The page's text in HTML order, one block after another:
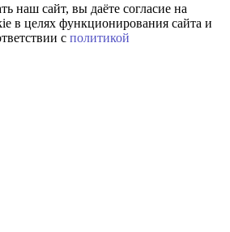
наш сайт, вы даёте согласие на
в целях функционирования сайта и
с политикой